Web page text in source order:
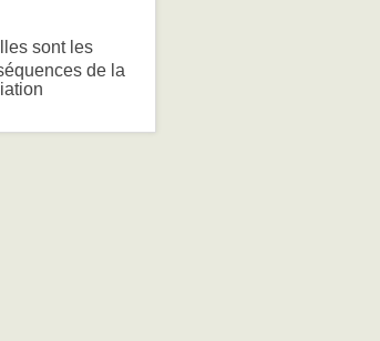
sont les
de la